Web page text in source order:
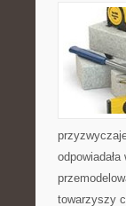
towarzyszy